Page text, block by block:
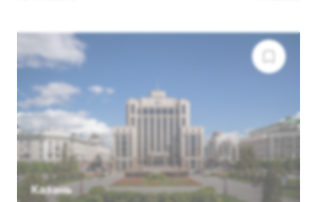
Казань